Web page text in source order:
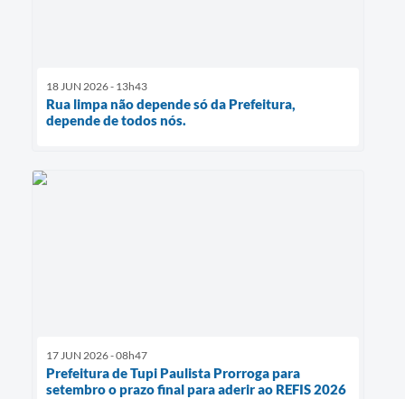
18 JUN 2026 - 13h43
Rua limpa não depende só da Prefeitura,
depende de todos nós.
17 JUN 2026 - 08h47
Prefeitura de Tupi Paulista Prorroga para
setembro o prazo final para aderir ao REFIS 2026